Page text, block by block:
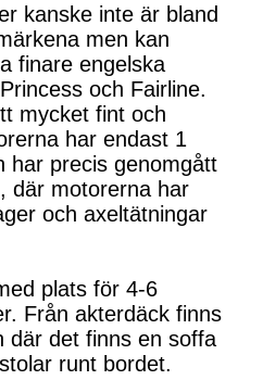
kanske inte är bland
men kan
finare engelska
och Fairline.
mycket fint och
har endast 1
har precis genomgått
där motorerna har
och axeltätningar
plats för 4-6
Från akterdäck finns
där det finns en soffa
runt bordet.